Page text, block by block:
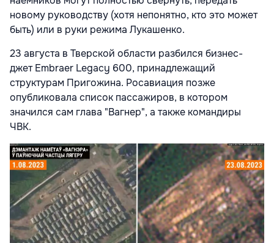
новому руководству (хотя непонятно, кто это может
быть) или в руки режима Лукашенко.
23 августа в Тверской области разбился бизнес-
джет Embraer Legacy 600, принадлежащий
структурам Пригожина. Росавиация позже
опубликовала список пассажиров, в котором
значился сам глава "Вагнер", а также командиры
ЧВК.